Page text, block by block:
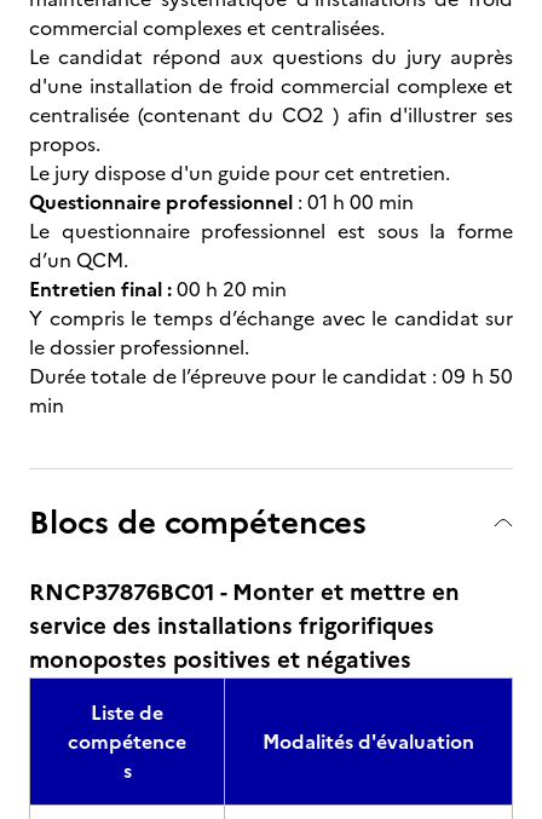
commercial complexes et centralisées.
Le candidat répond aux questions du jury auprès
d'une installation de froid commercial complexe et
centralisée (contenant du CO2 ) afin d'illustrer ses
propos.
Le jury dispose d'un guide pour cet entretien.
Questionnaire professionnel : 01 h 00 min
Le questionnaire professionnel est sous la forme
d’un QCM.
Entretien final :00 h 20 min
Y compris le temps d’échange avec le candidat sur
le dossier professionnel.
Durée totale de l’épreuve pour le candidat : 09 h 50
min
Blocs de compétences
RNCP37876BC01 - Monter et mettre en
service des installations frigorifiques
monopostes positives et négatives
Liste de
compétence
s
Modalités d'évaluation